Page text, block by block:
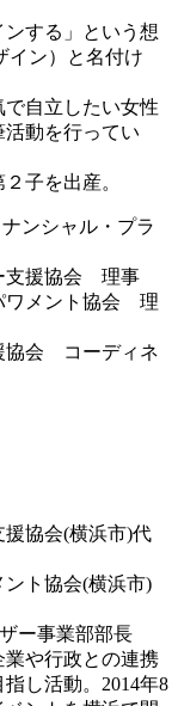
する」という想
イン）と名付け
自立したい女性
動を行ってい
子を出産。
ンシャル・プラ
支援協会 理事
ワメント協会 理
協会 コーディネ
協会(横浜市)代
ト協会(横浜市)
ー事業部部長
業や行政との連携
し活動。2014年8